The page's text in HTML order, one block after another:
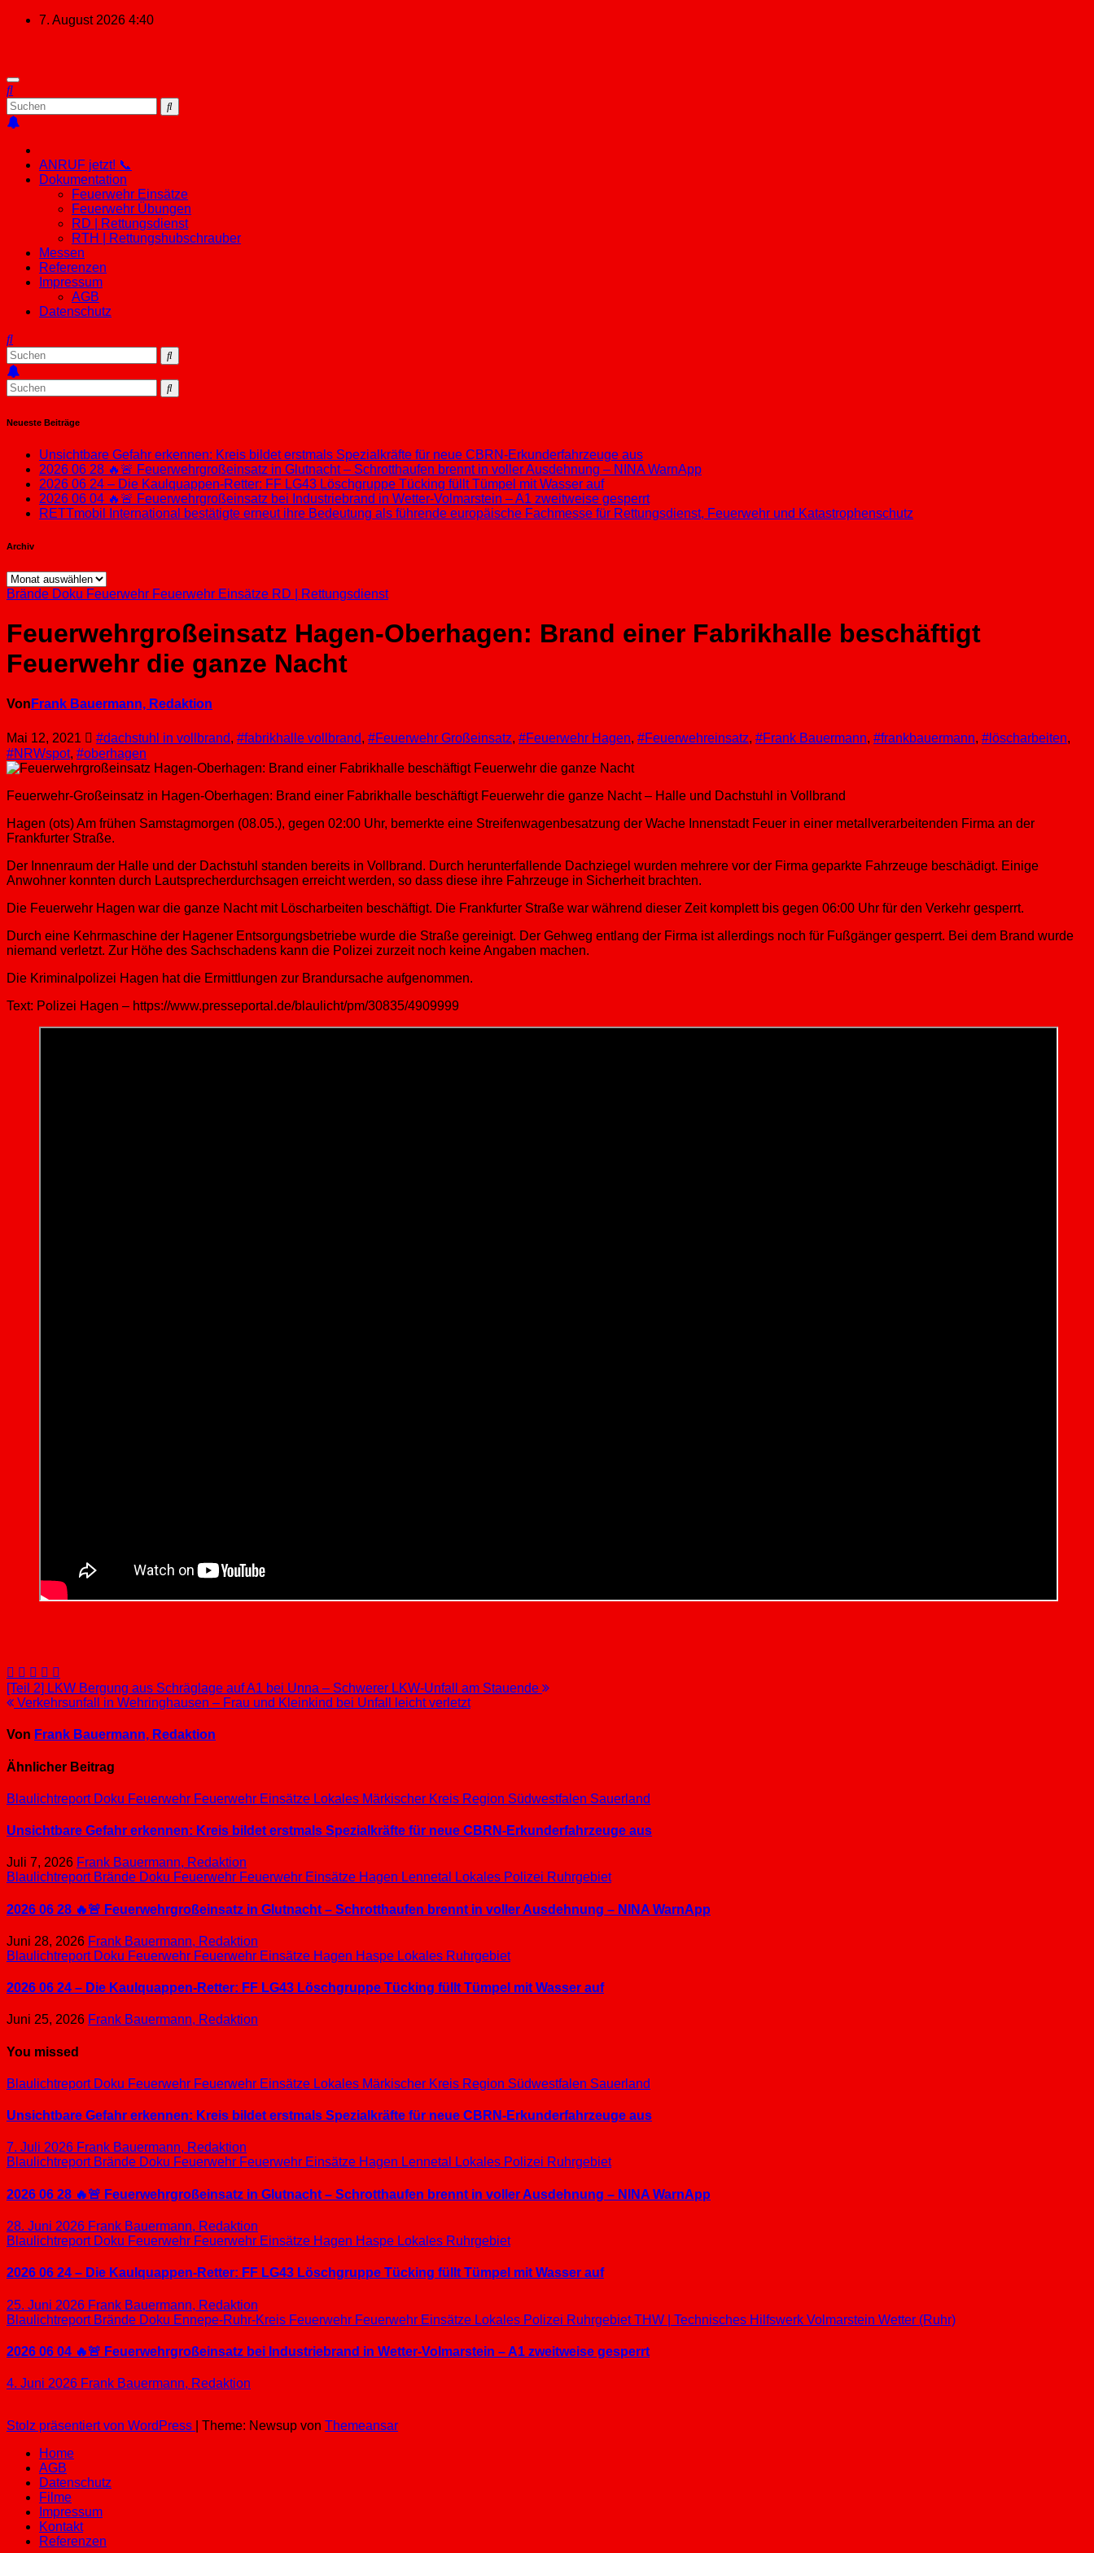
Zum
7. August 2026 4:40
ANRUF jetzt! 📞
Dokumentation
Feuerwehr Einsätze
Feuerwehr Übungen
RD | Rettungsdienst
RTH | Rettungshubschrauber
Messen
Referenzen
Impressum
AGB
Datenschutz
Neueste Beiträge
Unsichtbare Gefahr erkennen: Kreis bildet erstmals Spezialkräfte für neue CBRN-Erkunderfahrzeuge aus
2026 06 28 🔥🚨 Feuerwehrgroßeinsatz in Glutnacht – Schrotthaufen brennt in voller Ausdehnung – NINA WarnApp
2026 06 24 – Die Kaulquappen-Retter: FF LG43 Löschgruppe Tücking füllt Tümpel mit Wasser auf
2026 06 04 🔥🚨 Feuerwehrgroßeinsatz bei Industriebrand in Wetter-Volmarstein – A1 zweitweise gesperrt
RETTmobil International bestätigte erneut ihre Bedeutung als führende europäische Fachmesse für Rettungsdienst, Feuerwehr und Katastrophenschutz
Archiv
Archiv
Brände Doku Feuerwehr Feuerwehr Einsätze RD | Rettungsdienst
Feuerwehrgroßeinsatz Hagen-Oberhagen: Brand einer Fabrikhalle beschäftigt
Feuerwehr die ganze Nacht
Von Frank Bauermann, Redaktion
Mai 12, 2021 #dachstuhl in vollbrand, #fabrikhalle vollbrand, #Feuerwehr Großeinsatz, #Feuerwehr Hagen, #Feuerwehreinsatz, #Frank Bauermann, #frankbauermann, #löscharbeiten,
#NRWspot, #oberhagen
Feuerwehr-Großeinsatz in Hagen-Oberhagen: Brand einer Fabrikhalle beschäftigt Feuerwehr die ganze Nacht – Halle und Dachstuhl in Vollbrand
Hagen (ots) Am frühen Samstagmorgen (08.05.), gegen 02:00 Uhr, bemerkte eine Streifenwagenbesatzung der Wache Innenstadt Feuer in einer metallverarbeitenden Firma an der
Frankfurter Straße.
Der Innenraum der Halle und der Dachstuhl standen bereits in Vollbrand. Durch herunterfallende Dachziegel wurden mehrere vor der Firma geparkte Fahrzeuge beschädigt. Einige
Anwohner konnten durch Lautsprecherdurchsagen erreicht werden, so dass diese ihre Fahrzeuge in Sicherheit brachten.
Die Feuerwehr Hagen war die ganze Nacht mit Löscharbeiten beschäftigt. Die Frankfurter Straße war während dieser Zeit komplett bis gegen 06:00 Uhr für den Verkehr gesperrt.
Durch eine Kehrmaschine der Hagener Entsorgungsbetriebe wurde die Straße gereinigt. Der Gehweg entlang der Firma ist allerdings noch für Fußgänger gesperrt. Bei dem Brand wurde
niemand verletzt. Zur Höhe des Sachschadens kann die Polizei zurzeit noch keine Angaben machen.
Die Kriminalpolizei Hagen hat die Ermittlungen zur Brandursache aufgenommen.
Text: Polizei Hagen – https://www.presseportal.de/blaulicht/pm/30835/4909999
Beitragsnavigation
[Teil 2] LKW Bergung aus Schräglage auf A1 bei Unna – Schwerer LKW-Unfall am Stauende
Verkehrsunfall in Wehringhausen – Frau und Kleinkind bei Unfall leicht verletzt
Von Frank Bauermann, Redaktion
Ähnlicher Beitrag
Blaulichtreport Doku Feuerwehr Feuerwehr Einsätze Lokales Märkischer Kreis Region Südwestfalen Sauerland
Unsichtbare Gefahr erkennen: Kreis bildet erstmals Spezialkräfte für neue CBRN-Erkunderfahrzeuge aus
Juli 7, 2026 Frank Bauermann, Redaktion
Blaulichtreport Brände Doku Feuerwehr Feuerwehr Einsätze Hagen Lennetal Lokales Polizei Ruhrgebiet
2026 06 28 🔥🚨 Feuerwehrgroßeinsatz in Glutnacht – Schrotthaufen brennt in voller Ausdehnung – NINA WarnApp
Juni 28, 2026 Frank Bauermann, Redaktion
Blaulichtreport Doku Feuerwehr Feuerwehr Einsätze Hagen Haspe Lokales Ruhrgebiet
2026 06 24 – Die Kaulquappen-Retter: FF LG43 Löschgruppe Tücking füllt Tümpel mit Wasser auf
Juni 25, 2026 Frank Bauermann, Redaktion
You missed
Blaulichtreport Doku Feuerwehr Feuerwehr Einsätze Lokales Märkischer Kreis Region Südwestfalen Sauerland
Unsichtbare Gefahr erkennen: Kreis bildet erstmals Spezialkräfte für neue CBRN-Erkunderfahrzeuge aus
7. Juli 2026 Frank Bauermann, Redaktion
Blaulichtreport Brände Doku Feuerwehr Feuerwehr Einsätze Hagen Lennetal Lokales Polizei Ruhrgebiet
2026 06 28 🔥🚨 Feuerwehrgroßeinsatz in Glutnacht – Schrotthaufen brennt in voller Ausdehnung – NINA WarnApp
28. Juni 2026 Frank Bauermann, Redaktion
Blaulichtreport Doku Feuerwehr Feuerwehr Einsätze Hagen Haspe Lokales Ruhrgebiet
2026 06 24 – Die Kaulquappen-Retter: FF LG43 Löschgruppe Tücking füllt Tümpel mit Wasser auf
25. Juni 2026 Frank Bauermann, Redaktion
Blaulichtreport Brände Doku Ennepe-Ruhr-Kreis Feuerwehr Feuerwehr Einsätze Lokales Polizei RuhrgebietTHW | Technisches Hilfswerk Volmarstein Wetter (Ruhr)
2026 06 04 🔥🚨 Feuerwehrgroßeinsatz bei Industriebrand in Wetter-Volmarstein – A1 zweitweise gesperrt
4. Juni 2026 Frank Bauermann, Redaktion
Stolz präsentiert von WordPress Theme: Newsup von Themeansar
Home
AGB
Datenschutz
Filme
Impressum
Kontakt
Referenzen